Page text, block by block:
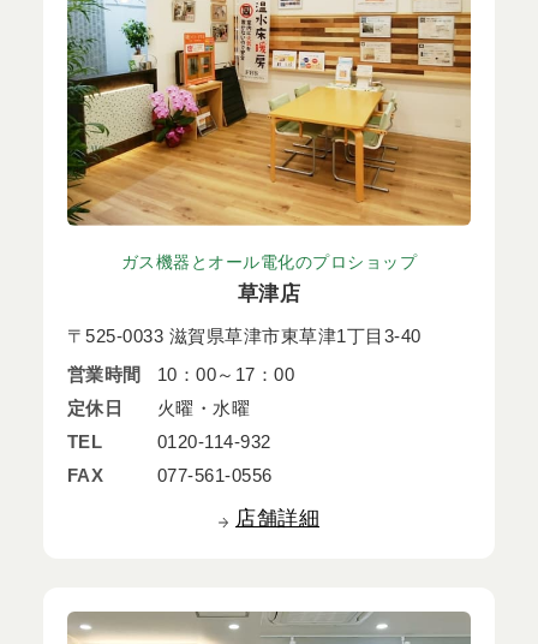
ガス機器とオール電化のプロショップ
草津店
〒525-0033 滋賀県草津市東草津1丁目3-40
営業時間
10：00～17：00
定休日
火曜・水曜
TEL
0120-114-932
FAX
077-561-0556
店舗詳細